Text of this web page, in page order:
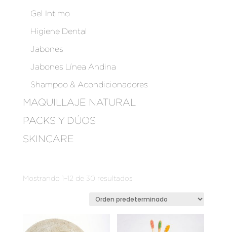
Gel Intimo
Higiene Dental
Jabones
Jabones Línea Andina
Shampoo & Acondicionadores
MAQUILLAJE NATURAL
PACKS Y DÚOS
SKINCARE
Mostrando 1–12 de 30 resultados